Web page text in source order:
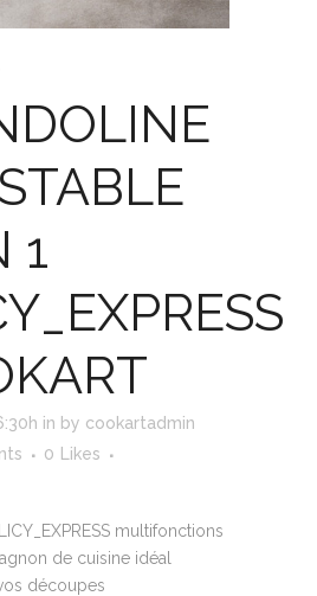
1
in by cookartadmin
0 Likes
multifonctions
de cuisine idéal
découpes